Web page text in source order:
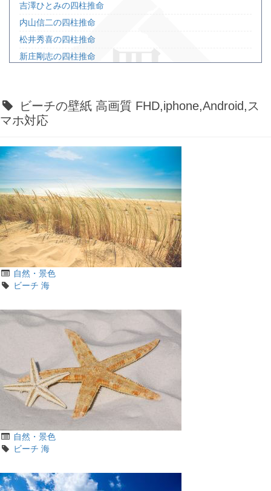
吉澤ひとみの四柱推命
内山信二の四柱推命
松井秀喜の四柱推命
新庄剛志の四柱推命
菅野美穂の四柱推命
菊池桃子の四柱推命
ビーチの壁紙 高画質 FHD,iphone,Android,ス
マホ対応
カ
テ
ゴ
自然・景色
タビーチ 海
カ
テ
ゴ
自然・景色
タビーチ 海